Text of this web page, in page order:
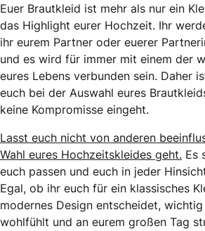
Euer Brautkleid ist mehr als nur ein
das Highlight eurer Hochzeit. Ihr
ihr eurem Partner oder euerer
und es wird für immer mit einem der
eures Lebens verbunden sein. Daher
euch bei der Auswahl eures
keine Kompromisse eingeht.
Lasst euch nicht von anderen
Wahl eures Hochzeitskleides geht. Es
euch passen und euch in jeder
Egal, ob ihr euch für ein klassisches
modernes Design entscheidet,
wohlfühlt und an eurem großen Tag